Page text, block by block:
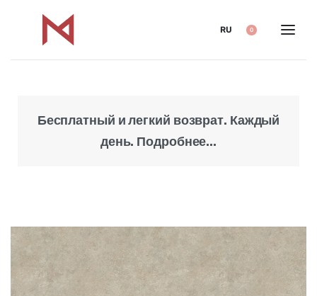
RU 0
Бесплатный и легкий возврат. Каждый
день. Подробнее...